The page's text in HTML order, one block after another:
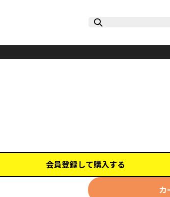
会員登録して購入する
カ